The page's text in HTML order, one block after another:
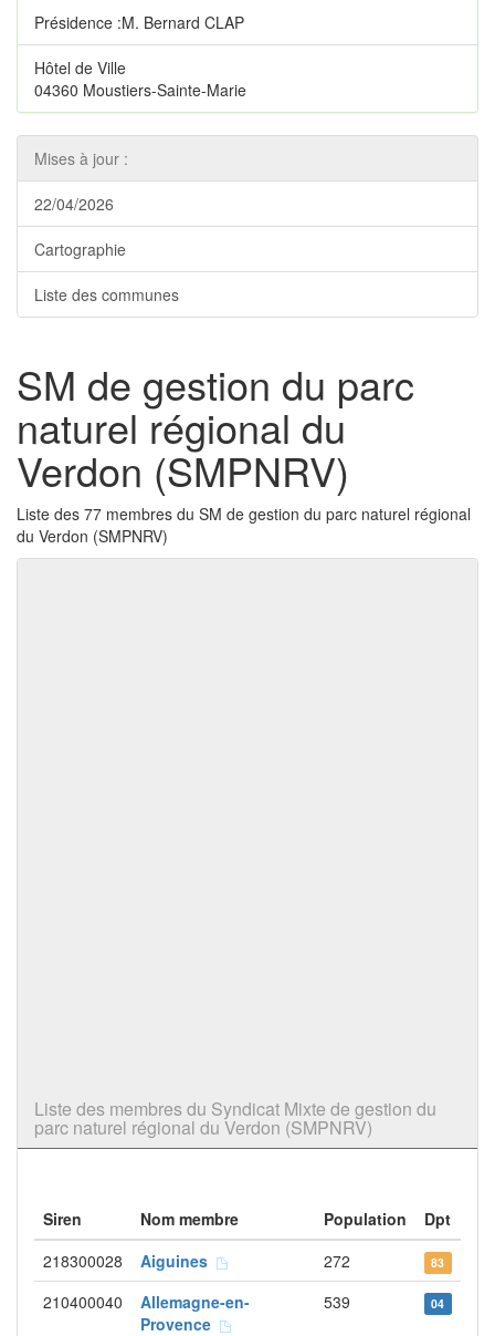
Présidence :M. Bernard CLAP
Hôtel de Ville
04360 Moustiers-Sainte-Marie
Mises à jour :
22/04/2026
Cartographie
Liste des communes
SM de gestion du parc
naturel régional du
Verdon (SMPNRV)
Liste des 77 membres du SM de gestion du parc naturel régional
du Verdon (SMPNRV)
Liste des membres du Syndicat Mixte de gestion du
parc naturel régional du Verdon (SMPNRV)
Siren Nom membre Population
Dpt
218300028
Aiguines 272 83
210400040
Allemagne-en-
Provence
539 04